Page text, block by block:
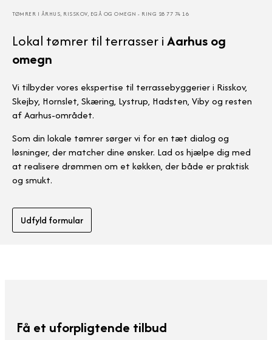
TØMRER I ÅRHUS, RISSKOV, EGÅ OG OMEGN - RING 28 77 74 16
Lokal tømrer til terrasser iAarhus og
omegn
Vi tilbyder vores ekspertise til terrassebyggerier i Risskov,
Skejby, Hornslet, Skæring, Lystrup, Hadsten, Viby og resten
af Aarhus-området.
Som din lokale tømrer sørger vi for en tæt dialog og
løsninger, der matcher dine ønsker. Lad os hjælpe dig med
at realisere drømmen om et køkken, der både er praktisk
og smukt.
Udfyld formular
Få et uforpligtende tilbud